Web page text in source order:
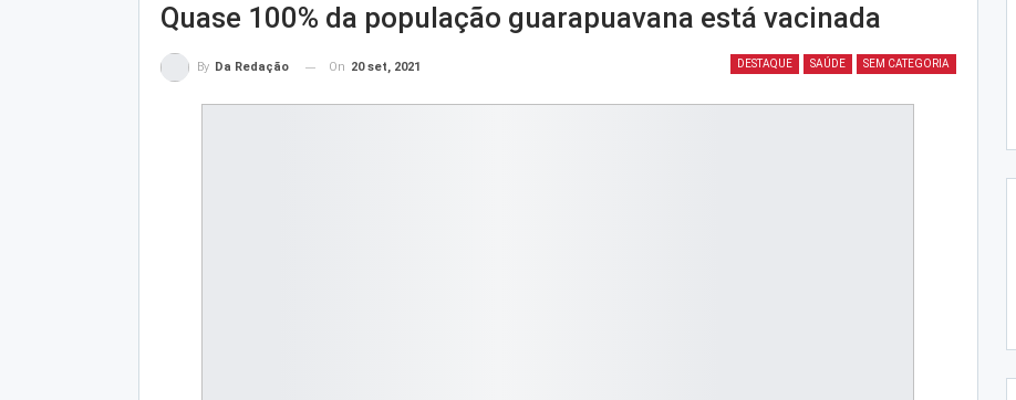
Quase 100% da população guarapuavana está vacinada
DESTAQUE SAÚDE SEM CATEGORIA
By Da Redação On 20 set, 2021